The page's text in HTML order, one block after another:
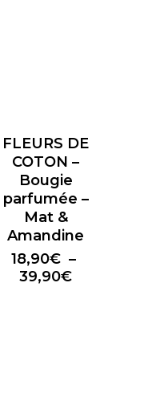
FLEURS DE
COTON –
Bougie
parfumée –
Mat &
Amandine
18,90€ –
39,90€Plage